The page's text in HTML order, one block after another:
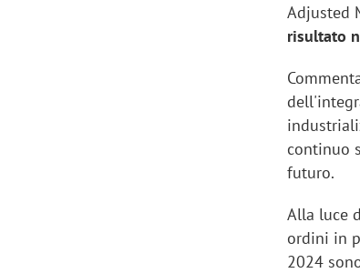
Adjusted
risultato
continuo
futuro.
Alla luce
ordini in
2024